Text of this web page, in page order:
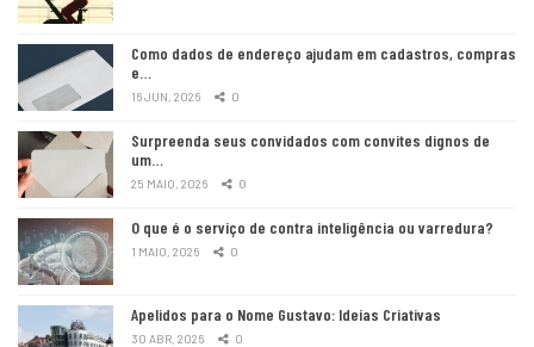
Como dados de endereço ajudam em cadastros, compras
e…
16 JUN, 2026 0
Surpreenda seus convidados com convites dignos de
um…
25 MAIO, 2026 0
O que é o serviço de contra inteligência ou varredura?
1 MAIO, 2026 0
Apelidos para o Nome Gustavo: Ideias Criativas
30 ABR, 2026 0